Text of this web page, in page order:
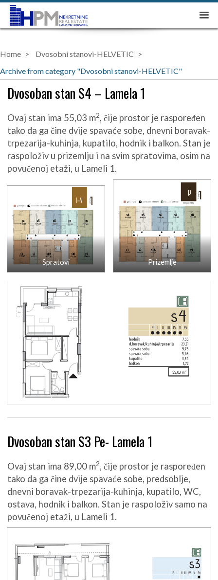
Home
Dvosobni stanovi-HELVETIC
Archive from category "Dvosobni stanovi-HELVETIC"
Dvosoban stan S4 – Lamela 1
Ovaj stan ima 55,03 m2, čije prostor je raspoređen
tako da ga čine dvije spavaće sobe, dnevni boravak-
trpezarija-kuhinja, kupatilo, hodnik i balkon. Stan je
raspoloživ u prizemlju i na svim spratovima, osim na
povučenoj etaži, u Lameli 1.
Spratovi Prizemlje
Dvosoban stan S3 Pe- Lamela 1
Ovaj stan ima 89,00 m2, čije prostor je raspoređen
tako da ga čine dvije spavaće sobe, predsoblje,
dnevni boravak-trpezarija-kuhinja, kupatilo, WC,
ostava, hodnik i balkon. Stan je raspoloživ samo na
povučenoj etaži, u Lameli 1.